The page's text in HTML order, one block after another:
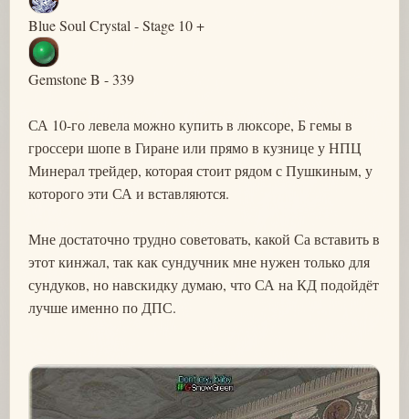
Blue Soul Crystal - Stage 10 +
Gemstone B - 339
СА 10-го левела можно купить в люксоре, Б гемы в
гроссери шопе в Гиране или прямо в кузнице у НПЦ
Минерал трейдер, которая стоит рядом с Пушкиным, у
которого эти СА и вставляются.
Мне достаточно трудно советовать, какой Са вставить в
этот кинжал, так как сундучник мне нужен только для
сундуков, но навскидку думаю, что СА на КД подойдёт
лучше именно по ДПС.